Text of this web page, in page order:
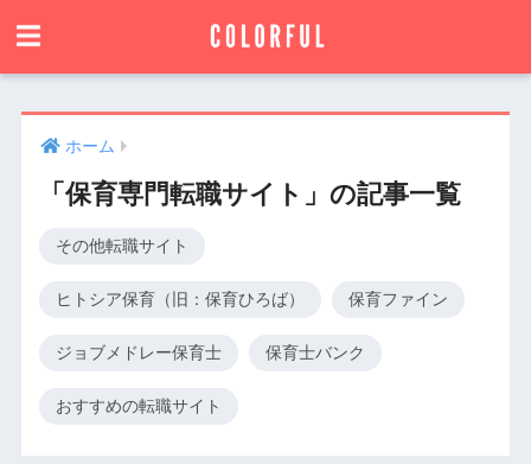
ホーム
「保育専門転職サイト」の記事一覧
その他転職サイト
ヒトシア保育（旧：保育ひろば） 保育ファイン
ジョブメドレー保育士 保育士バンク
おすすめの転職サイト